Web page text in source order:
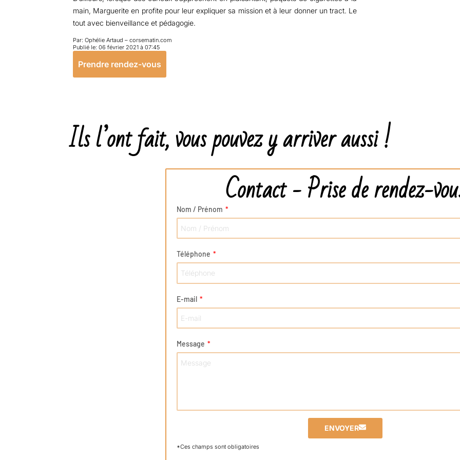
main, Marguerite en profite pour leur expliquer sa mission et à leur donner un tract. Le
tout avec bienveillance et pédagogie.
Par: Ophélie Artaud – corsematin.com
Publié le: 06 février 2021 à 07:45
Prendre rendez-vous
Ils l’ont fait, vous pouvez y arriver aussi !
Contact - Prise de rendez-
Nom / Prénom
Téléphone
E-mail
Message
ENVOYER
*Ces champs sont obligatoires